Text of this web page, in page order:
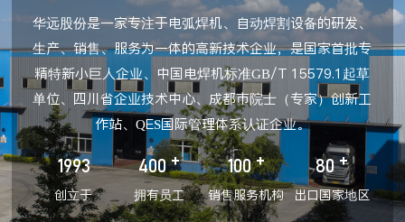
华远股份是一家专注于电弧焊机、自动焊割设备的研发、
生产、销售、服务为一体的高新技术企业，是国家首批专
精特新小巨人企业、中国电焊机标准GB/T 15579.1起草
单位、四川省企业技术中心、成都市院士（专家）创新工
作站、QES国际管理体系认证企业。
1993
创立于
400 +
拥有员工
100 +
销售服务机构
80 +
出口国家地区